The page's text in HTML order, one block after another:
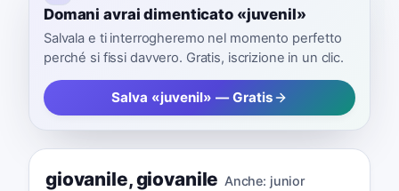
Domani avrai dimenticato «juvenil»
Salvala e ti interrogheremo nel momento perfetto
perché si fissi davvero. Gratis, iscrizione in un clic.
Salva «juvenil» — Gratis
giovanile,giovanile Anche: junior